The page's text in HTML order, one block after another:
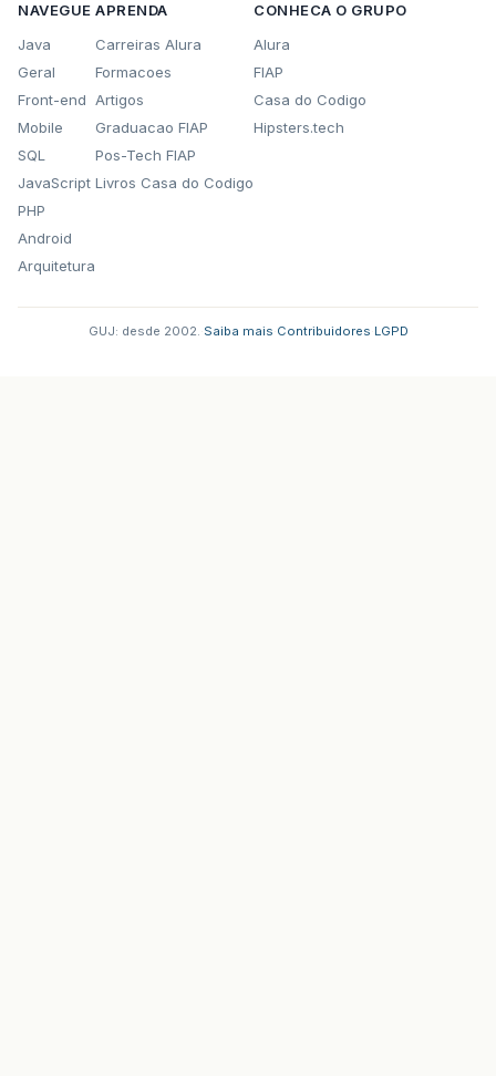
NAVEGUE
Java
Geral
Front-end
Mobile
SQL
JavaScript
PHP
Android
Arquitetura
APRENDA
Carreiras Alura
Formacoes
Artigos
Graduacao FIAP
Pos-Tech FIAP
Livros Casa do Codigo
CONHECA O GRUPO
Alura
FIAP
Casa do Codigo
Hipsters.tech
GUJ: desde 2002. Saiba mais Contribuidores LGPD